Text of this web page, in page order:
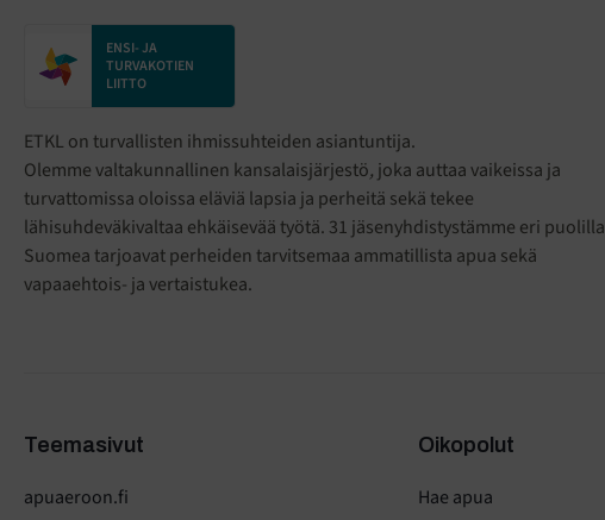
ENSI- JA
TURVAKOTIEN
LIITTO
ETKL on turvallisten ihmissuhteiden asiantuntija.
Olemme valtakunnallinen kansalaisjärjestö, joka auttaa vaikeissa ja
turvattomissa oloissa eläviä lapsia ja perheitä sekä tekee
lähisuhdeväkivaltaa ehkäisevää työtä. 31 jäsenyhdistystämme eri puolilla
Suomea tarjoavat perheiden tarvitsemaa ammatillista apua sekä
vapaaehtois- ja vertaistukea.
Teemasivut
apuaeroon.fi
Oikopolut
Hae apua